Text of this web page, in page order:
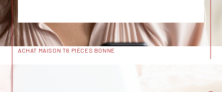
ACHAT MAISON T6 PIÈCES BONNE